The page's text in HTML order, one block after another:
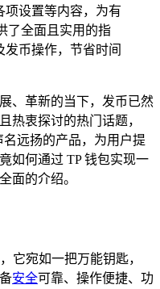
项设置等内容，为有
了全面且实用的指
币操作，节省时间
、革新的当下，发币已然
热衷探讨的热门话题，
远扬的产品，为用户提
如何通过 TP 钱包实现一
面的介绍。
它宛如一把万能钥匙，
安全可靠、操作便捷、功